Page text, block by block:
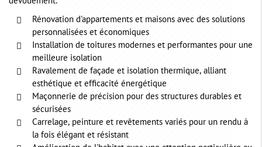
Rénovation d'appartements et maisons avec des solutions
personnalisées et économiques
Installation de toitures modernes et performantes pour une
meilleure isolation
Ravalement de façade et isolation thermique, alliant
esthétique et efficacité énergétique
Maçonnerie de précision pour des structures durables et
sécurisées
Carrelage, peinture et revêtements variés pour un rendu à
la fois élégant et résistant